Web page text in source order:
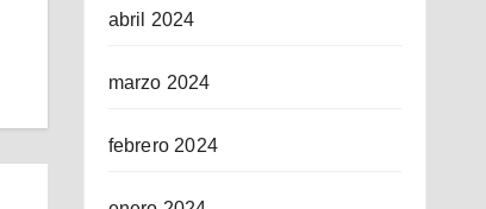
abril 2024
marzo 2024
febrero 2024